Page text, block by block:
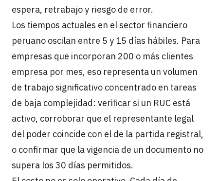
espera, retrabajo y riesgo de error.
Los tiempos actuales en el sector financiero
peruano oscilan entre 5 y 15 días hábiles. Para
empresas que incorporan 200 o más clientes
empresa por mes, eso representa un volumen
de trabajo significativo concentrado en tareas
de baja complejidad: verificar si un RUC está
activo, corroborar que el representante legal
del poder coincide con el de la partida registral,
o confirmar que la vigencia de un documento no
supera los 30 días permitidos.